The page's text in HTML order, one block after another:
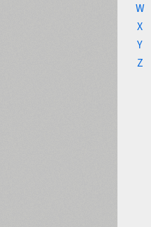
W
X
Y
Z